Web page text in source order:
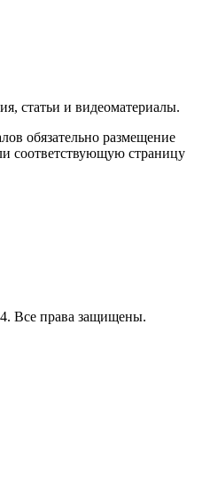
статьи и видеоматериалы.
обязательно размещение
соответствующую страницу
Все права защищены.